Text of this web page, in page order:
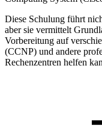
Diese Schulung führt
aber sie vermittelt
Vorbereitung auf
(CCNP) und andere
Rechenzentren helfen